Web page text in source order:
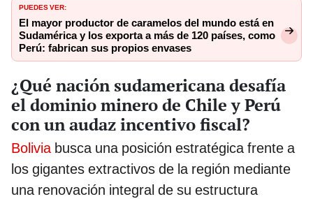
PUEDES VER:
El mayor productor de caramelos del mundo está en
Sudamérica y los exporta a más de 120 países, como
Perú: fabrican sus propios envases
¿Qué nación sudamericana desafía
el dominio minero de Chile y Perú
con un audaz incentivo fiscal?
Boliviabusca una posición estratégica frente a
los gigantes extractivos de la región mediante
una renovación integral de su estructura